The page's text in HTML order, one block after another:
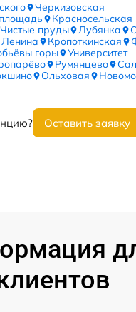
Черкизовская
Красносельская
Чистые пруды Лубянка
Ленина
Кропоткинская
горы
Университет
Румянцево
Ольховая
Оставить заявку